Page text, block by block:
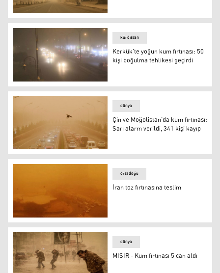
Irak'ın Selahaddin vilayetinde kum fırtınası
Kerkük’te yoğun kum fırtınası: 50 kişi boğulma
kürdistan
Kerkük’te yoğun kum fırtınası: 50
kişi boğulma tehlikesi geçirdi
Çin, Moğolistan'dan gelen kum fırtınasının etkisi altında
dünya
Çin ve Moğolistan’da kum fırtınası:
Sarı alarm verildi, 341 kişi kayıp
İran toz fırtınasına teslim
ortadoğu
İran toz fırtınasına teslim
dünya
MISIR - Kum fırtınası 5 can aldı